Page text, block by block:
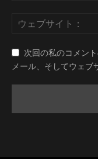
次回の私のコメン
メール、そしてウェブ